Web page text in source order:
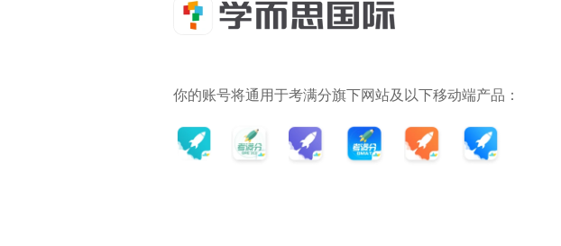
你的账号将通用于考满分旗下网站及以下移动端产品：